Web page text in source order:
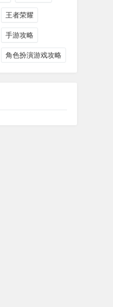
王者荣耀
手游攻略
角色扮演游戏攻略